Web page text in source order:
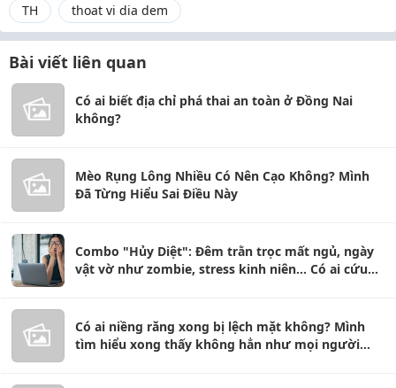
TH
thoat vi dia dem
Bài viết liên quan
Có ai biết địa chỉ phá thai an toàn ở Đồng Nai
không?
Mèo Rụng Lông Nhiều Có Nên Cạo Không? Mình
Đã Từng Hiểu Sai Điều Này
Combo "Hủy Diệt": Đêm trằn trọc mất ngủ, ngày
vật vờ như zombie, stress kinh niên... Có ai cứu
Có ai niềng răng xong bị lệch mặt không? Mình
tìm hiểu xong thấy không hẳn như mọi người